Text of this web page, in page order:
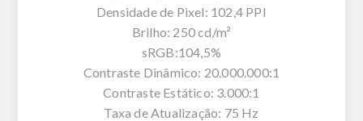
Densidade de Pixel: 102,4 PPI
Brilho: 250 cd/m²
sRGB:104,5%
Contraste Dinâmico: 20.000.000:1
Contraste Estático: 3.000:1
Taxa de Atualização: 75 Hz